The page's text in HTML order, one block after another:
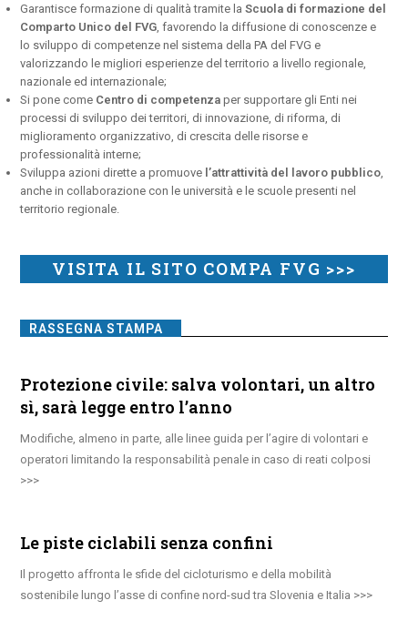
Garantisce formazione di qualità tramite laScuola di formazione del
Comparto Unico del FVG , favorendo la diffusione di conoscenze e
lo sviluppo di competenze nel sistema della PA del FVG e
valorizzando le migliori esperienze del territorio a livello regionale,
nazionale ed internazionale;
Si pone come Centro di competenza per supportare gli Enti nei
processi di sviluppo dei territori, di innovazione, di riforma, di
miglioramento organizzativo, di crescita delle risorse e
professionalità interne;
Sviluppa azioni dirette a promuove l’attrattività del lavoro pubblico
anche in collaborazione con le università e le scuole presenti nel
territorio regionale.
VISITA IL SITO COMPA FVG >>>
RASSEGNA STAMPA
Protezione civile: salva volontari, un altro
sì, sarà legge entro l’anno
Modifiche, almeno in parte, alle linee guida per l’agire di volontari e
operatori limitando la responsabilità penale in caso di reati colposi
Le piste ciclabili senza confini
Il progetto affronta le sfide del cicloturismo e della mobilità
sostenibile lungo l’asse di confine nord-sud tra Slovenia e Italia